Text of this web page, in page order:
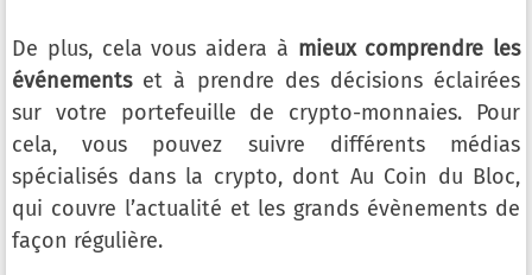
De plus, cela vous aidera à mieux comprendre les
événementset à prendre des décisions éclairées
sur votre portefeuille de crypto-monnaies. Pour
cela, vous pouvez suivre différents médias
spécialisés dans la crypto, dont Au Coin du Bloc,
qui couvre l’actualité et les grands évènements de
façon régulière.